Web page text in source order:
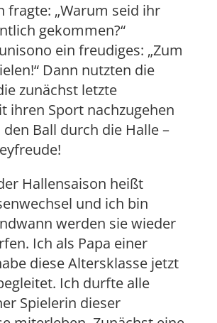
fragte: „Warum seid ihr
gekommen?“
ein freudiges: „Zum
Dann nutzten die
zunächst letzte
ihren Sport nachzugehen
Ball durch die Halle –
Hallensaison heißt
und ich bin
werden sie wieder
Ich als Papa einer
diese Altersklasse jetzt
Ich durfte alle
Spielerin dieser